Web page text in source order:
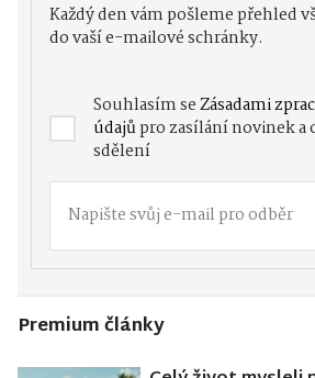
Každý den vám pošleme přehled
do vaší e-mailové schránky.
Souhlasím seZásadami
údajůpro zasílání novinek a
sdělení
Premium články